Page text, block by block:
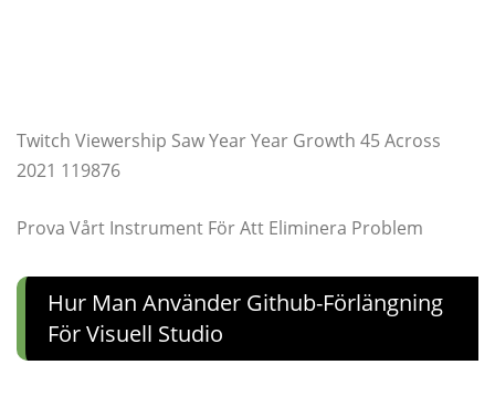
Twitch Viewership Saw Year Year Growth 45 Across
2021 119876
Prova Vårt Instrument För Att Eliminera Problem
Hur Man Använder Github-Förlängning
För Visuell Studio